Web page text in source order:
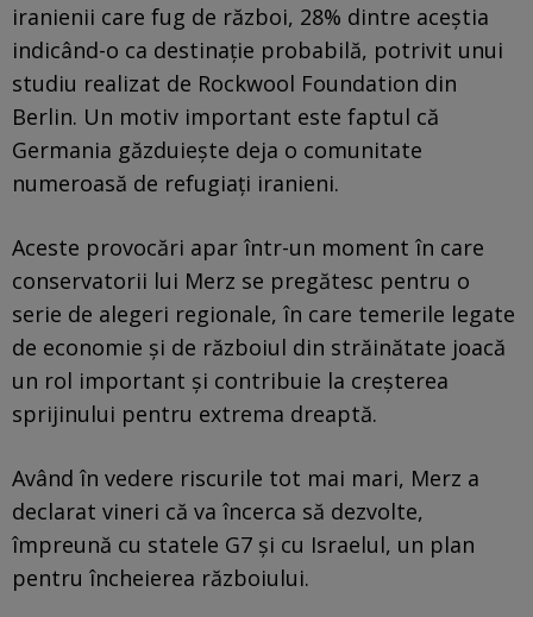
iranienii care fug de război, 28% dintre aceștia
indicând-o ca destinație probabilă, potrivit unui
studiu realizat de Rockwool Foundation din
Berlin. Un motiv important este faptul că
Germania găzduiește deja o comunitate
numeroasă de refugiați iranieni.
Aceste provocări apar într-un moment în care
conservatorii lui Merz se pregătesc pentru o
serie de alegeri regionale, în care temerile legate
de economie și de războiul din străinătate joacă
un rol important și contribuie la creșterea
sprijinului pentru extrema dreaptă.
Având în vedere riscurile tot mai mari, Merz a
declarat vineri că va încerca să dezvolte,
împreună cu statele G7 și cu Israelul, un plan
pentru încheierea războiului.